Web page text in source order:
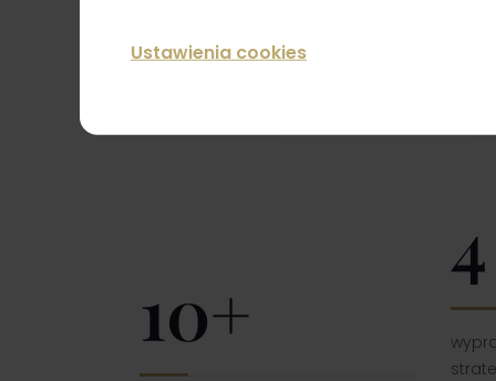
10+
4
Ustawienia cookies